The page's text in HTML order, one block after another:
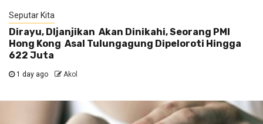
Seputar Kita
Dirayu, DIjanjikan Akan Dinikahi, Seorang PMI
Hong Kong Asal Tulungagung Dipeloroti Hingga
622 Juta
1 day ago Akol